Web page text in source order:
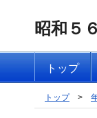
昭和５
トップ
トップ >